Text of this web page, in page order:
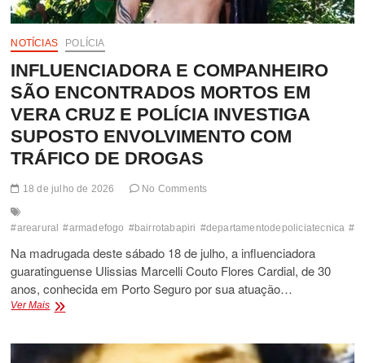
EUNÁPOLIS
NOTÍCIAS POLÍCIA
INFLUENCIADORA E COMPANHEIRO
SÃO ENCONTRADOS MORTOS EM
VERA CRUZ E POLÍCIA INVESTIGA
SUPOSTO ENVOLVIMENTO COM
TRÁFICO DE DROGAS
18 de julho de 2026 No Comments
#arearural #armadefogo #bairrotabapiri #departamentodepoliciatecnica
Na madrugada deste sábado 18 de julho, a influenciadora
guaratinguense Ulissias Marcelli Couto Flores Cardial, de 30
anos, conhecida em Porto Seguro por sua atuação…
Ver MaisINFLUENCIADORA